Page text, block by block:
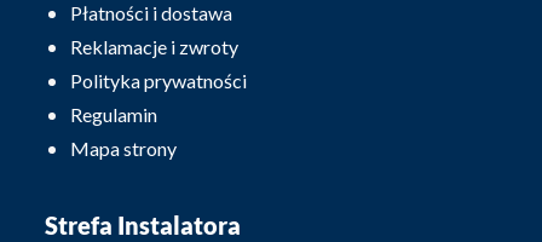
Płatności i dostawa
Reklamacje i zwroty
Polityka prywatności
Regulamin
Mapa strony
Strefa Instalatora